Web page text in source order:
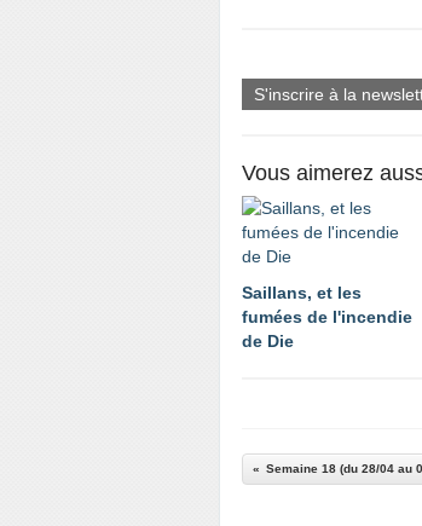
S'inscrire à la
Vous aimerez
Saillans, et les
fumées de l'incendie
de Die
Semaine 18 (du 28/04 au